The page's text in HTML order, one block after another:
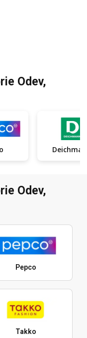
Odev,
Odev,
Pepco
Takko